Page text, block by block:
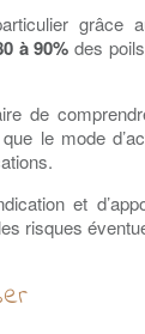
grâce
à 90% des
de
le mode
et
risques